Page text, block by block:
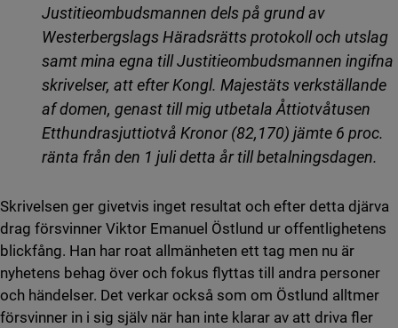
Justitieombudsmannen dels på grund av
Westerbergslags Häradsrätts protokoll och utslag
samt mina egna till Justitieombudsmannen ingifna
skrivelser, att efter Kongl. Majestäts verkställande
af domen, genast till mig utbetala Åttiotvåtusen
Etthundrasjuttiotvå Kronor (82,170) jämte 6 proc.
ränta från den 1 juli detta år till betalningsdagen.
Skrivelsen ger givetvis inget resultat och efter detta djärva
drag försvinner Viktor Emanuel Östlund ur offentlighetens
blickfång. Han har roat allmänheten ett tag men nu är
nyhetens behag över och fokus flyttas till andra personer
och händelser. Det verkar också som om Östlund alltmer
försvinner in i sig själv när han inte klarar av att driva fler